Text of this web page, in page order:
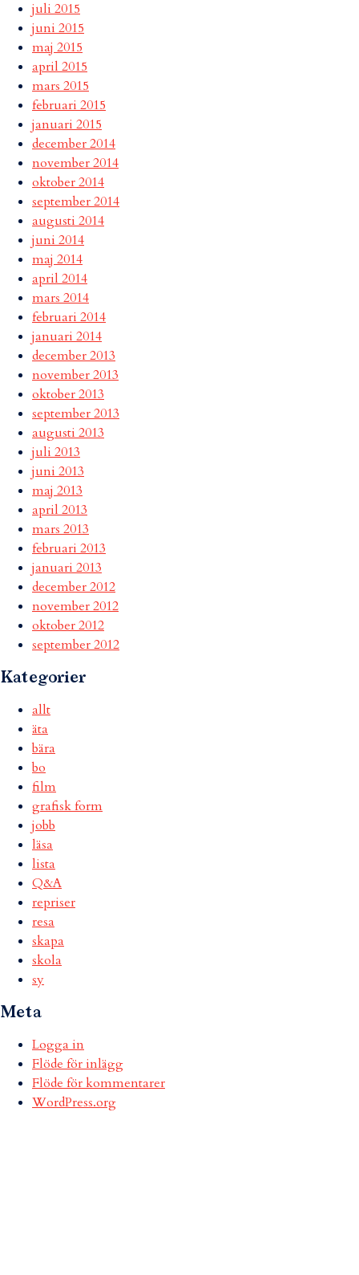
juli 2015
juni 2015
maj 2015
april 2015
mars 2015
februari 2015
januari 2015
december 2014
november 2014
oktober 2014
september 2014
augusti 2014
juni 2014
maj 2014
april 2014
mars 2014
februari 2014
januari 2014
december 2013
november 2013
oktober 2013
september 2013
augusti 2013
juli 2013
juni 2013
maj 2013
april 2013
mars 2013
februari 2013
januari 2013
december 2012
november 2012
oktober 2012
september 2012
Kategorier
allt
äta
bära
bo
film
grafisk form
jobb
läsa
lista
Q&A
repriser
resa
skapa
skola
sy
Meta
Logga in
Flöde för inlägg
Flöde för kommentarer
WordPress.org